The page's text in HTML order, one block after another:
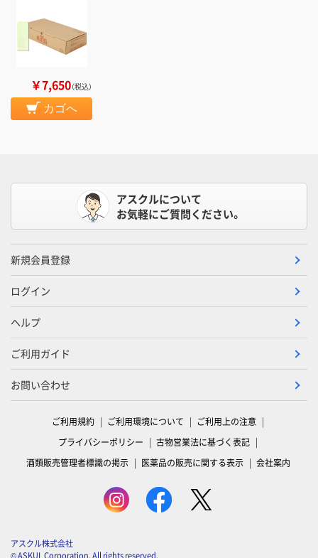
￥7,650（税込）
カゴへ
アスクルについて
お気軽にご質問ください。
新規会員登録
ログイン
ヘルプ
ご利用ガイド
お問い合わせ
ご利用規約 ご利用環境について
ご利用上の注意
プライバシーポリシー
古物営業法に基づく表記
酒類販売管理者標識の掲示
医薬品の販売に関する表示 会社案内
アスクル株式会社
© ASKUL Corporation. All rights reserved.